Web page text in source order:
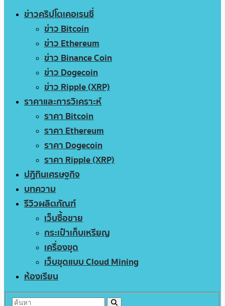
ข่าวคริปโตเคอเรนซี่
ข่าว Bitcoin
ข่าว Ethereum
ข่าว Binance Coin
ข่าว Dogecoin
ข่าว Ripple (XRP)
ราคาและการวิเคราะห์
ราคา Bitcoin
ราคา Ethereum
ราคา Dogecoin
ราคา Ripple (XRP)
ปฏิทินเศรษฐกิจ
บทความ
รีวิวผลิตภัณฑ์
เว็บซื้อขาย
กระเป๋าเก็บเหรียญ
เครื่องขุด
เว็บขุดแบบ Cloud Mining
ห้องเรียน